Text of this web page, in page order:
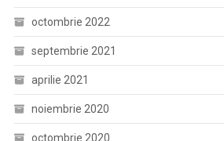
octombrie 2022
septembrie 2021
aprilie 2021
noiembrie 2020
octombrie 2020